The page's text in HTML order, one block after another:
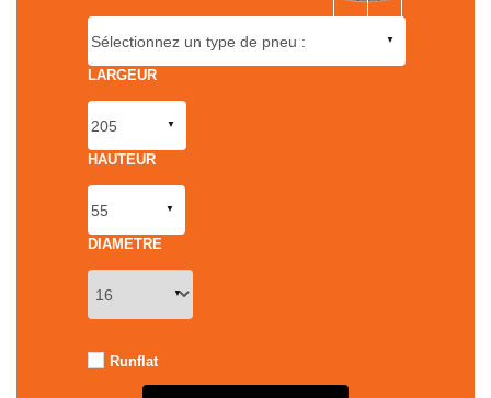
LARGEUR
HAUTEUR
DIAMETRE
Runflat